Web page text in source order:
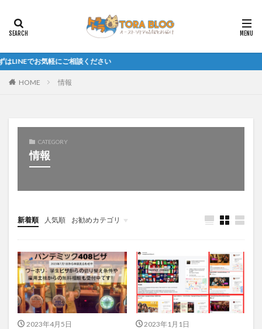
気軽にご相談ください
HOME 情報
CATEGORY
情報
新着順 人気順 お勧めカテゴリ
未分類
2023年4月5日
2023年1月1日